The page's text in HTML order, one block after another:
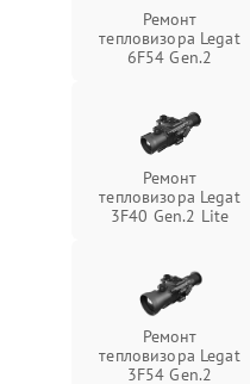
Ремонт
тепловизора Legat
6F54 Gen.2
Ремонт
тепловизора Legat
3F40 Gen.2 Lite
Ремонт
тепловизора Legat
3F54 Gen.2